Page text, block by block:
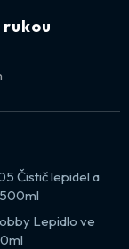
Čistič lepidel a
Lepidlo ve